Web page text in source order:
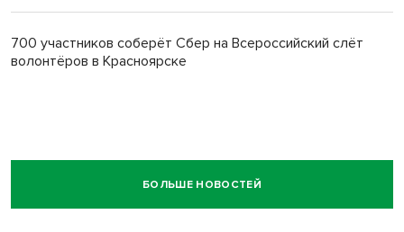
700 участников соберёт Сбер на Всероссийский слёт
волонтёров в Красноярске
БОЛЬШЕ НОВОСТЕЙ